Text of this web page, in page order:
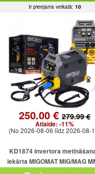
Ir pieejams veikalā: 10
250.00 € 279.99 €
Atlaide: -11%
(No 2026-08-06 līdz 2026-08-
KD1874 invertora
iekārta MIGOMAT MIG/MAG
FCAW Flux TIG Lift 250A